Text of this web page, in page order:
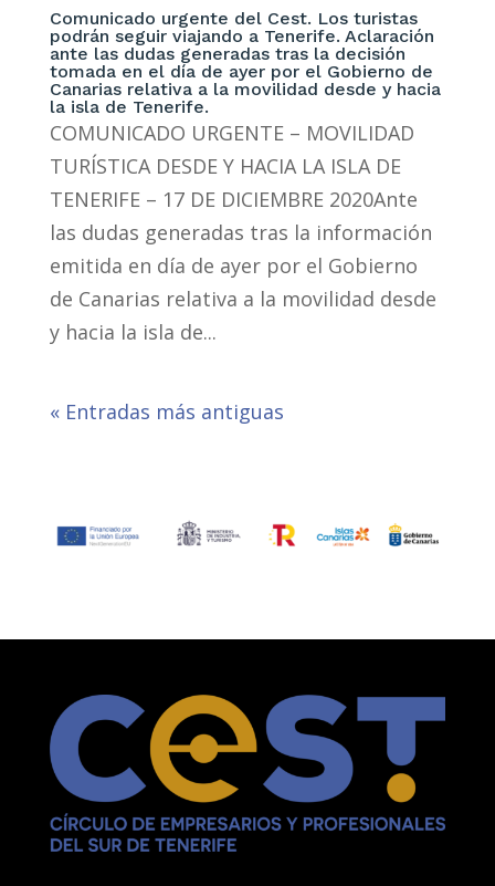
Comunicado urgente del Cest. Los turistas
podrán seguir viajando a Tenerife. Aclaración
ante las dudas generadas tras la decisión
tomada en el día de ayer por el Gobierno de
Canarias relativa a la movilidad desde y hacia
la isla de Tenerife.
COMUNICADO URGENTE – MOVILIDAD
TURÍSTICA DESDE Y HACIA LA ISLA DE
TENERIFE – 17 DE DICIEMBRE 2020Ante
las dudas generadas tras la información
emitida en día de ayer por el Gobierno
de Canarias relativa a la movilidad desde
y hacia la isla de...
« Entradas más antiguas